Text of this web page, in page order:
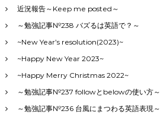
近況報告～Keep me posted～
～勉強記事№238 バズるは英語で？～
~New Year’s resolution(2023)~
~Happy New Year 2023~
~Happy Merry Christmas 2022~
～勉強記事№237 followとbelowの使い方～
～勉強記事№236 台風にまつわる英語表現～